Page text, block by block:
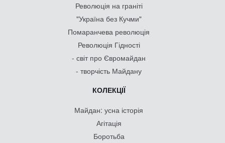
Революція на граніті
"Україна без Кучми"
Помаранчева революція
Революція Гідності
- світ про Євромайдан
- творчість Майдану
КОЛЕКЦІЇ
Майдан: усна історія
Агітація
Боротьба